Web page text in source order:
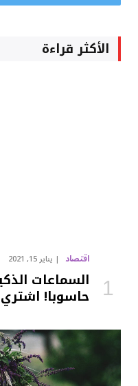
الأكثر قراءة
اقتصاد يناير 15, 2021
السماعات
حاسوبا! اشتري